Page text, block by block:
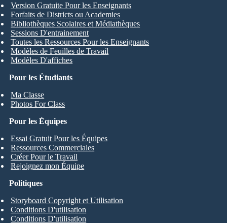
Pour les Étudiants
Ma Classe
Photos For Class
Version Gratuite Pour les Enseignants
Forfaits de Districts ou Academies
Bibliothèques Scolaires et Médiathèques
Sessions D'entrainement
Toutes les Ressources Pour les Enseignants
Modèles de Feuilles de Travail
Modèles D'affiches
Pour les Équipes
Essai Gratuit Pour les Équipes
Ressources Commerciales
Créer Pour le Travail
Rejoignez mon Équipe
Politiques
Storyboard Copyright et Utilisation
Conditions D'utilisation
Conditions D'utilisation